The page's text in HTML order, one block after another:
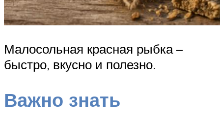
Малосольная красная рыбка –
быстро, вкусно и полезно.
Важно знать